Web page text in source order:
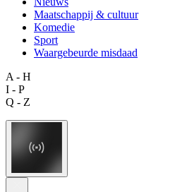
Maatschappij & cultuur
Komedie
Sport
Waargebeurde misdaad
A - H
I - P
Q - Z